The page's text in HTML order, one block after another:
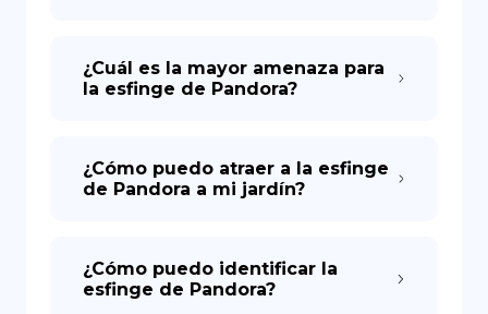
¿Cuál es la mayor amenaza para
la esfinge de Pandora?
¿Cómo puedo atraer a la esfinge
de Pandora a mi jardín?
¿Cómo puedo identificar la
esfinge de Pandora?